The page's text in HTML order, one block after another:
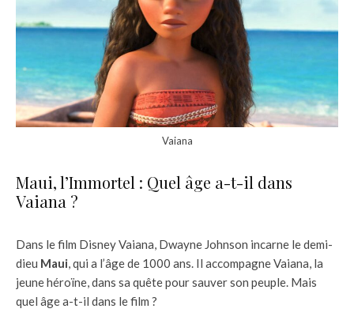
Vaiana
Maui, l’Immortel : Quel âge a-t-il dans
Vaiana ?
Dans le film Disney Vaiana, Dwayne Johnson incarne le demi-
dieu Maui, qui a l’âge de 1000 ans. Il accompagne Vaiana, la
jeune héroïne, dans sa quête pour sauver son peuple. Mais
quel âge a-t-il dans le film ?